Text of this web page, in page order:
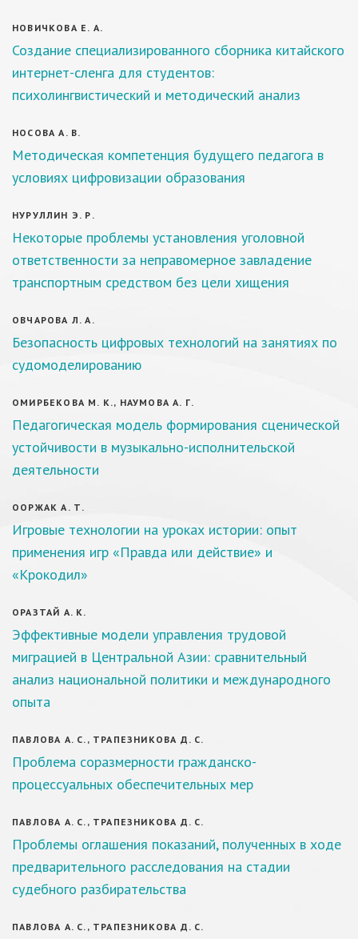
НОВИЧКОВА Е. А.
Создание специализированного сборника китайского
интернет-сленга для студентов:
психолингвистический и методический анализ
НОСОВА А. В.
Методическая компетенция будущего педагога в
условиях цифровизации образования
НУРУЛЛИН Э. Р.
Некоторые проблемы установления уголовной
ответственности за неправомерное завладение
транспортным средством без цели хищения
ОВЧАРОВА Л. А.
Безопасность цифровых технологий на занятиях по
судомоделированию
ОМИРБЕКОВА М. К., НАУМОВА А. Г.
Педагогическая модель формирования сценической
устойчивости в музыкально-исполнительской
деятельности
ООРЖАК А. Т.
Игровые технологии на уроках истории: опыт
применения игр «Правда или действие» и
«Крокодил»
ОРАЗТАЙ А. К.
Эффективные модели управления трудовой
миграцией в Центральной Азии: сравнительный
анализ национальной политики и международного
опыта
ПАВЛОВА А. С., ТРАПЕЗНИКОВА Д. С.
Проблема соразмерности гражданско-
процессуальных обеспечительных мер
ПАВЛОВА А. С., ТРАПЕЗНИКОВА Д. С.
Проблемы оглашения показаний, полученных в ходе
предварительного расследования на стадии
судебного разбирательства
ПАВЛОВА А. С., ТРАПЕЗНИКОВА Д. С.